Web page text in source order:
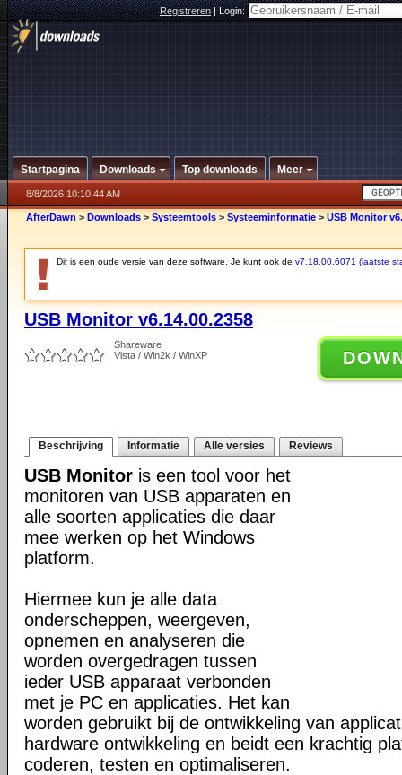
Registreren|Login:
Startpagina Downloads Top downloads Meer
8/8/2026 10:10:44 AM
AfterDawn > Downloads > Systeemtools > Systeeminformatie > USB Monitor
Dit is een oude versie van deze software. Je kunt ook de v7.18.00.6071 (laatste
USB Monitor v6.14.00.2358
Shareware
Vista / Win2k / WinXP
Beschrijving Informatie Alle versies Reviews
USB Monitor is een tool voor het
monitoren van USB apparaten en
alle soorten applicaties die daar
mee werken op het Windows
platform.
Hiermee kun je alle data
onderscheppen, weergeven,
opnemen en analyseren die
worden overgedragen tussen
ieder USB apparaat verbonden
met je PC en applicaties. Het kan
worden gebruikt bij de ontwikkeling van
hardware ontwikkeling en beidt een krachtig
coderen, testen en optimaliseren.